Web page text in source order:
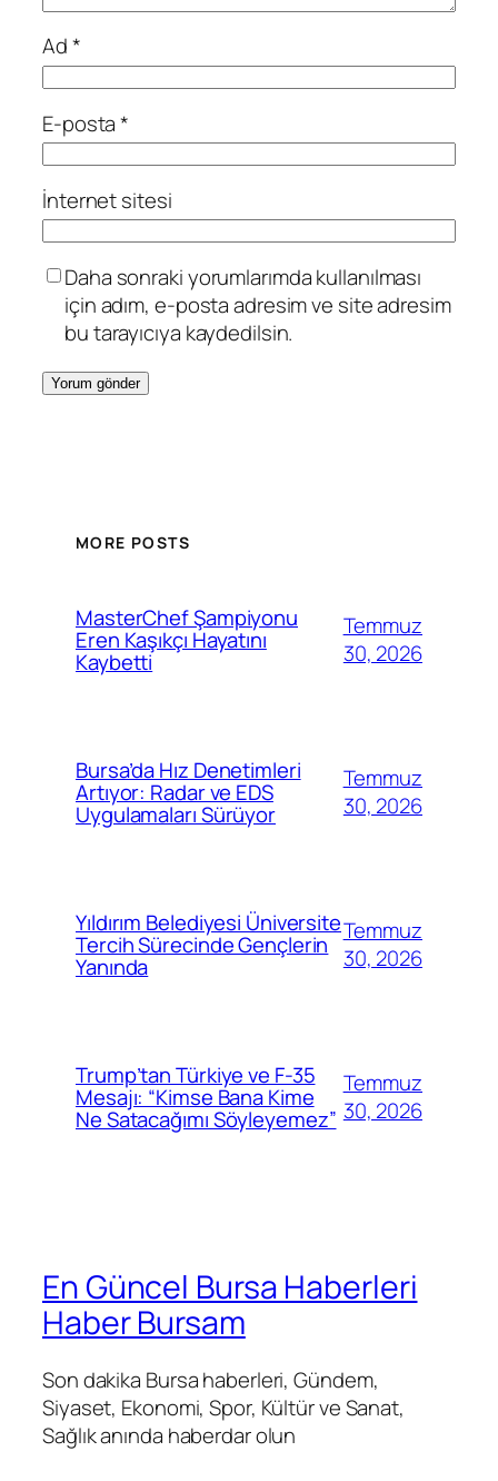
Ad*
E-posta*
İnternet sitesi
Daha sonraki yorumlarımda kullanılması
için adım, e-posta adresim ve site adresim
bu tarayıcıya kaydedilsin.
MORE POSTS
MasterChef Şampiyonu
Eren Kaşıkçı Hayatını
Kaybetti
Temmuz
30, 2026
Bursa’da Hız Denetimleri
Artıyor: Radar ve EDS
Uygulamaları Sürüyor
Temmuz
30, 2026
Yıldırım Belediyesi Üniversite
Tercih Sürecinde Gençlerin
Yanında
Temmuz
30, 2026
Trump’tan Türkiye ve F-35
Mesajı: “Kimse Bana Kime
Ne Satacağımı Söyleyemez”
Temmuz
30, 2026
En Güncel Bursa Haberleri
Haber Bursam
Son dakika Bursa haberleri, Gündem,
Siyaset, Ekonomi, Spor, Kültür ve Sanat,
Sağlık anında haberdar olun